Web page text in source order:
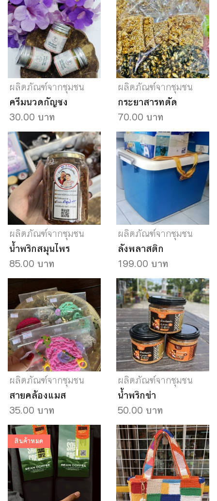
ผลิตภัณฑ์จากชุมชน
ครีมนวดกัญชง
30.00 บาท
ผลิตภัณฑ์จากชุมชน
กระยาสารทตัด
70.00 บาท
ผลิตภัณฑ์จากชุมชน
น้ำพริกสมุนไพร
85.00 บาท
ผลิตภัณฑ์จากชุมชน
ลังพลาสติก
199.00 บาท
ผลิตภัณฑ์จากชุมชน
สายคล้องแมส
35.00 บาท
ผลิตภัณฑ์จากชุมชน
น้ำพริกข่า
50.00 บาท
สินค้าหมด